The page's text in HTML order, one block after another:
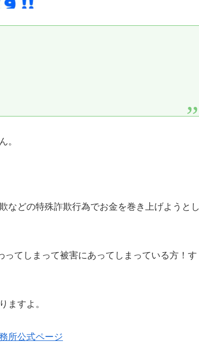
。
などの特殊詐欺行為でお金を巻き上げようとし
てしまって被害にあってしまっている方！す
ますよ。
所公式ページ